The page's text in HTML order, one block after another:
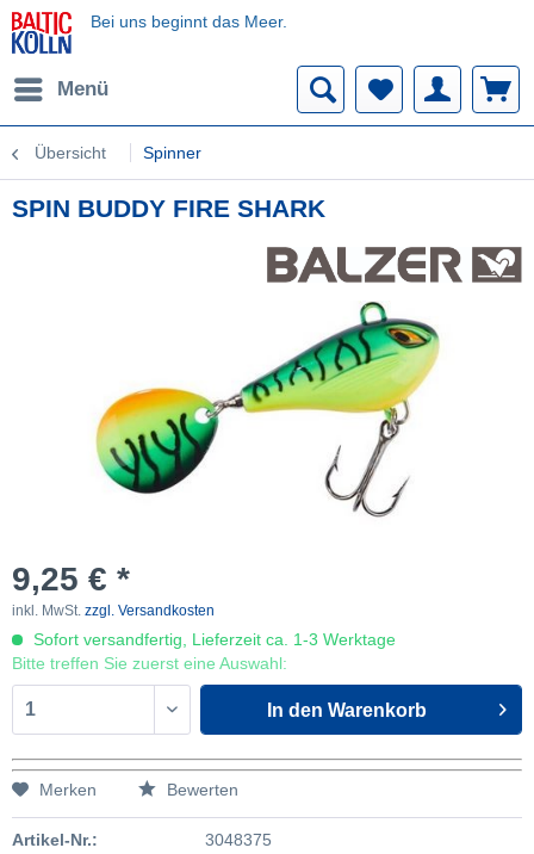
Bei uns beginnt das Meer.
Menü
Übersicht Spinner
SPIN BUDDY FIRE SHARK
9,25 € *
inkl. MwSt. zzgl. Versandkosten
Sofort versandfertig, Lieferzeit ca. 1-3 Werktage
Bitte treffen Sie zuerst eine Auswahl:
In den Warenkorb
Merken Bewerten
Artikel-Nr.:
3048375